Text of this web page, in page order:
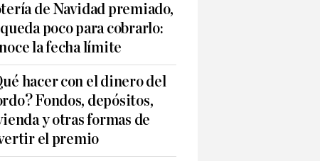
de Navidad premiado,
poco para cobrarlo:
la fecha límite
hacer con el dinero del
Fondos, depósitos,
y otras formas de
el premio